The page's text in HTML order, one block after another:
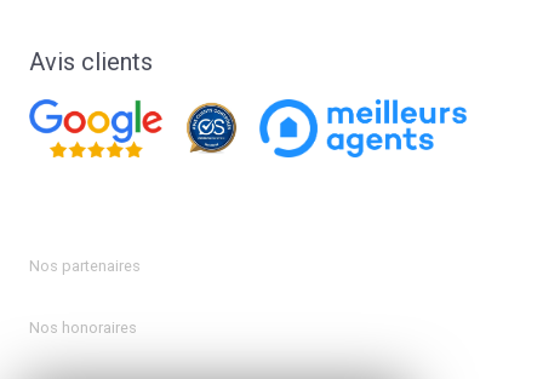
Avis clients
Nos partenaires
Nos honoraires